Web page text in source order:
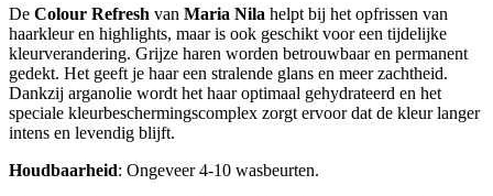
De Colour Refresh van Maria Nila helpt bij het opfrissen van
haarkleur en highlights, maar is ook geschikt voor een tijdelijke
kleurverandering. Grijze haren worden betrouwbaar en permanent
gedekt. Het geeft je haar een stralende glans en meer zachtheid.
Dankzij arganolie wordt het haar optimaal gehydrateerd en het
speciale kleurbeschermingscomplex zorgt ervoor dat de kleur langer
intens en levendig blijft.
Houdbaarheid: Ongeveer 4-10 wasbeurten.